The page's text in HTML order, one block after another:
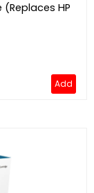
(Replaces HP
Add